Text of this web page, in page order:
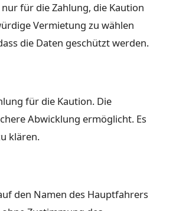
für die Zahlung, die Kaution
Vermietung zu wählen
die Daten geschützt werden.
für die Kaution. Die
Abwicklung ermöglicht. Es
klären.
den Namen des Hauptfahrers